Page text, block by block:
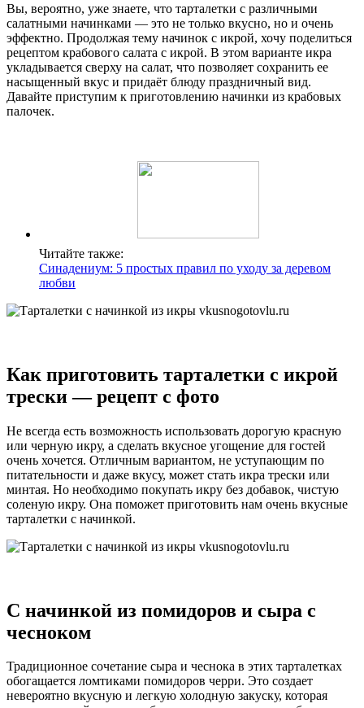
Вы, вероятно, уже знаете, что тарталетки с различными
салатными начинками — это не только вкусно, но и очень
эффектно. Продолжая тему начинок с икрой, хочу поделиться
рецептом крабового салата с икрой. В этом варианте икра
укладывается сверху на салат, что позволяет сохранить ее
насыщенный вкус и придаёт блюду праздничный вид.
Давайте приступим к приготовлению начинки из крабовых
палочек.
Читайте также:
Синадениум: 5 простых правил по уходу за деревом
любви
Как приготовить тарталетки с икрой
трески — рецепт с фото
Не всегда есть возможность использовать дорогую красную
или черную икру, а сделать вкусное угощение для гостей
очень хочется. Отличным вариантом, не уступающим по
питательности и даже вкусу, может стать икра трески или
минтая. Но необходимо покупать икру без добавок, чистую
соленую икру. Она поможет приготовить нам очень вкусные
тарталетки с начинкой.
С начинкой из помидоров и сыра с
чесноком
Традиционное сочетание сыра и чеснока в этих тарталетках
обогащается ломтиками помидоров черри. Это создает
невероятно вкусную и легкую холодную закуску, которая